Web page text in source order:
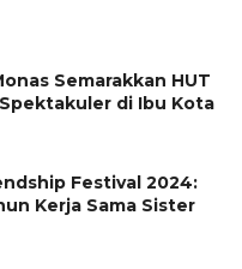
Semarakkan HUT
di Ibu Kota
Festival 2024:
Kerja Sama Sister